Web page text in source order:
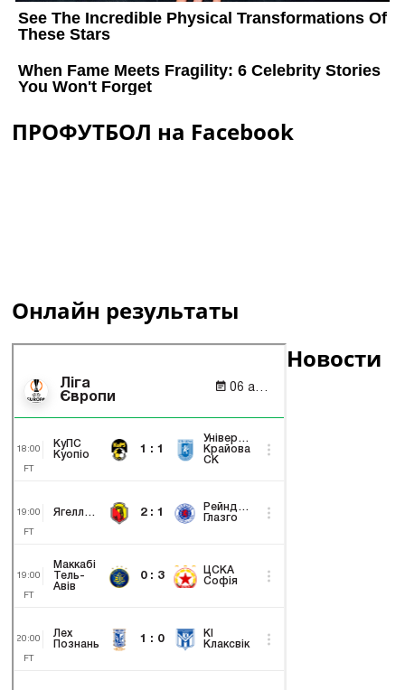
ПРОФУТБОЛ на Facebook
Онлайн результаты
Новости